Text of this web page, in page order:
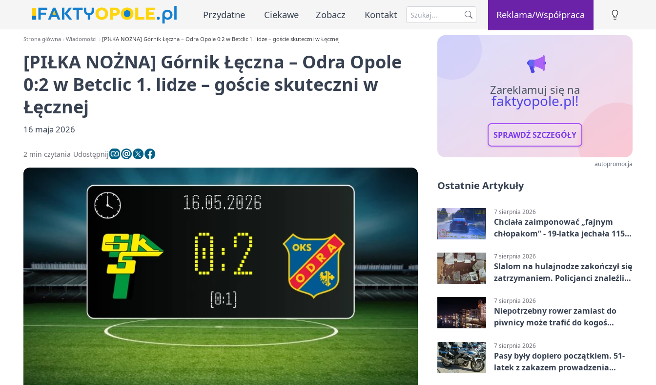
Przydatne Ciekawe Zobacz Kontakt Reklama/Współpraca
Strona główna Wiadomości [PIŁKA NOŻNA] Górnik Łęczna – Odra Opole 0:2 w Betclic 1. lidze – goście skuteczni w Łęcznej
[PIŁKA NOŻNA] Górnik Łęczna – Odra Opole
0:2 w Betclic 1. lidze – goście skuteczni w
Łęcznej
16 maja 2026
2 min czytania Udostępnij
Zareklamuj się na
faktyopole.pl!
SPRAWDŹ SZCZEGÓŁY
autopromocja
Ostatnie Artykuły
7 sierpnia 2026
Chciała zaimponować „fajnym
chłopakom” - 19-latka jechała 115
7 sierpnia 2026
Slalom na hulajnodze zakończył się
zatrzymaniem. Policjanci znaleźli
7 sierpnia 2026
Niepotrzebny rower zamiast do
piwnicy może trafić do kogoś
7 sierpnia 2026
Pasy były dopiero początkiem. 51-
latek z zakazem prowadzenia